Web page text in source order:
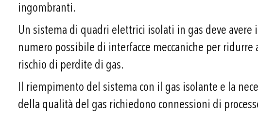
ingombranti.
Un sistema di quadri elettrici isolati in gas deve avere
numero possibile di interfacce meccaniche per
rischio di perdite di gas.
Il riempimento del sistema con il gas isolante e la
della qualità del gas richiedono connessioni di